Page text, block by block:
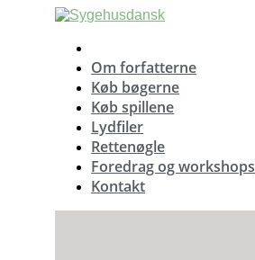
Om forfatterne
Køb bøgerne
Køb spillene
Lydfiler
Rettenøgle
Foredrag og workshops
Kontakt